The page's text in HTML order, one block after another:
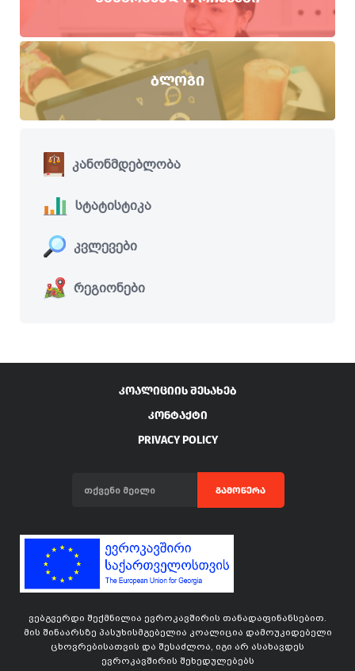
ᲑᲚᲝᲒᲘ
კანონმდებლობა
სტატისტიკა
კვლევები
რეგიონები
ᲙᲝᲐᲚᲘᲪᲘᲘᲡ ᲨᲔᲡᲐᲮᲔᲑ
ᲙᲝᲜᲢᲐᲥᲢᲘ
PRIVACY POLICY
ᲒᲐᲛᲝᲬᲔᲠᲐ
ვებგვერდი შექმნილია ევროკავშირის თანადაფინანსებით.
მის შინაარსზე პასუხისმგებელია კოალიცია დამოუკიდებელი
ცხოვრებისათვის და შესაძლოა, იგი არ ასახავდეს
ევროკავშირის შეხედულებებს